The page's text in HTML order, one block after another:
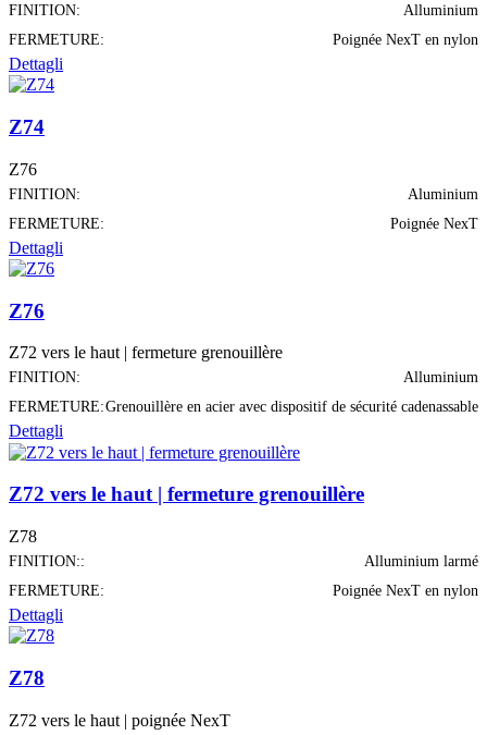
FINITION:
Alluminium
FERMETURE:
Poignée NexT en nylon
Dettagli
Z74
Z76
FINITION:
Aluminium
FERMETURE:
Poignée NexT
Dettagli
Z76
Z72 vers le haut | fermeture grenouillère
FINITION:
Alluminium
FERMETURE:Grenouillère en acier avec dispositif de sécurité cadenassable
Dettagli
Z72 vers le haut | fermeture grenouillère
Z78
FINITION::
Alluminium larmé
FERMETURE:
Poignée NexT en nylon
Dettagli
Z78
Z72 vers le haut | poignée NexT